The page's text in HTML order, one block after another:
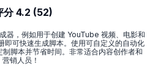
分 4.2 (52)
器，例如用于创建 YouTube 视频、电影和
即可快速生成脚本。使用可自定义的自动化
脚本并节省时间。非常适合内容创作者和
营销人员！